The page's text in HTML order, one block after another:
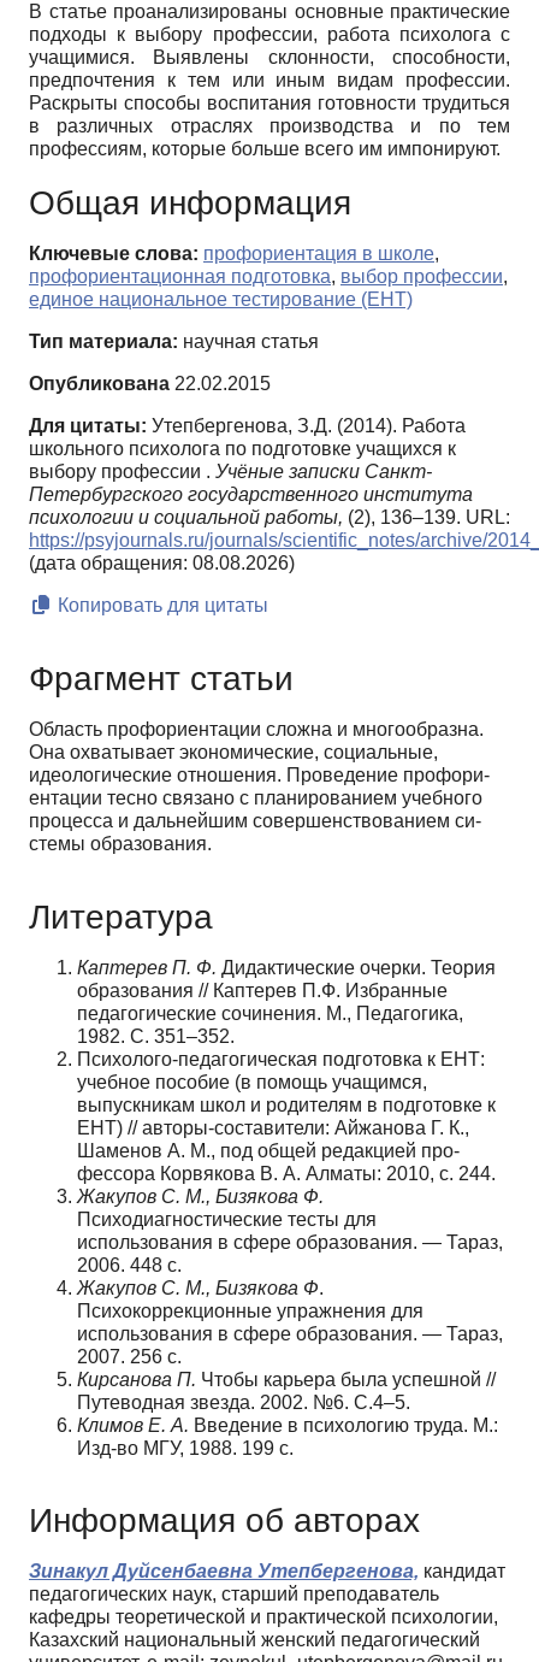
В статье проанализированы основные практические
подходы к выбору профессии, работа психолога с
учащимися. Выявлены склонности, способности,
предпочтения к тем или иным видам профессии.
Раскрыты способы воспитания готовности трудиться
в различных отраслях производства и по тем
профессиям, которые больше всего им импонируют.
Общая информация
Ключевые слова: профориентация в школе,
профориентационная подготовка, выбор профессии,
единое национальное тестирование (ЕНТ)
Тип материала: научная статья
Опубликована 22.02.2015
Для цитаты: Утепбергенова, З.Д. (2014). Работа
школьного психолога по подготовке учащихся к
выбору профессии . Учёные записки Санкт-
Петербургского государственного института
психологии и социальной работы, (2), 136–139. URL:
https://psyjournals.ru/journals/scientific_notes/archive/
(дата обращения: 08.08.2026)
Копировать для цитаты
Фрагмент статьи
Область профориентации сложна и многооб­разна.
Она охватывает экономические, социальные,
идеологические отношения. Проведение профори­
ентации тесно связано с планированием учебного
процесса и дальнейшим совершенствованием си­
стемы образования.
Литература
Каптерев П. Ф. Дидактические очерки. Теория
образования // Каптерев П.Ф. Избранные
педагогические сочи­нения. М., Педагогика,
1982. С. 351–352.
Психолого-педагогическая подготовка к ЕНТ:
учебное пособие (в помощь учащимся,
выпускникам школ и ро­дителям в подготовке к
ЕНТ) // авторы-составители: Айжанова Г. К.,
Шаменов А. М., под общей редакцией про­
фессора Корвякова В. А. Алматы: 2010, с. 244.
Жакупов С. М., Бизякова Ф.
Психодиагностические тесты для
использования в сфере образования. — Тараз,
2006. 448 с.
Жакупов С. М., Бизякова Ф.
Психокоррекционные упражнения для
использования в сфере образования. — Тараз,
2007. 256 с.
Кирсанова П. Чтобы карьера была успешной //
Путеводная звезда. 2002. №6. С.4–5.
Климов Е. А. Введение в психологию труда. М.:
Изд-во МГУ, 1988. 199 с.
Информация об авторах
Зинакул Дуйсенбаевна Утепбергенова, кандидат
педагогических наук, старший преподаватель
кафедры теоретической и практической психологии,
Казахский национальный женский педагогический